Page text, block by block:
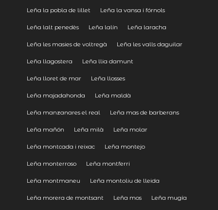
Leña la pobla de lillet Leña la vansa i fórnols
Leña lalt penedès Leña lalín Leña laracha
Leña les masies de voltregà Leña les valls daguilar
Leña llagostera Leña llia damunt
Leña lloret de mar Leña llosses
Leña majadahonda Leña maldà
Leña manzanares el real Leña mas de barberans
Leña mañón Leña milà Leña molar
Leña montcada i reixac Leña montejo
Leña monterroso Leña montferri
Leña montmaneu Leña montoliu de lleida
Leña morera de montsant Leña mos Leña mugía